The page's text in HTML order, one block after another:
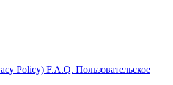
Policy) F.A.Q. Пользовательское